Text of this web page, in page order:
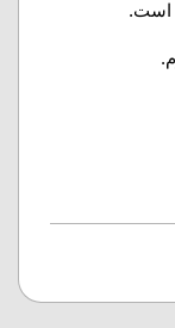
است.